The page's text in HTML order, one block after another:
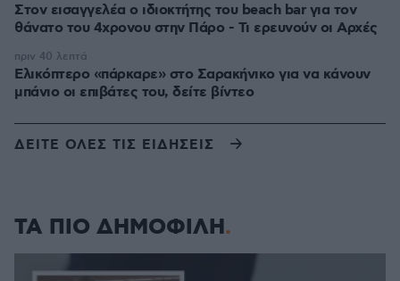
Στον εισαγγελέα ο ιδιοκτήτης του beach bar για τον
θάνατο του 4χρονου στην Πάρο - Τι ερευνούν οι Αρχές
Ελικόπτερο «πάρκαρε» στο Σαρακήνικο για να κάνουν
μπάνιο οι επιβάτες του, δείτε βίντεο
πριν 40 λεπτά
ΔΕΙΤΕ ΟΛΕΣ ΤΙΣ ΕΙΔΗΣΕΙΣ
ΤΑ ΠΙΟ ΔΗΜΟΦΙΛΗ